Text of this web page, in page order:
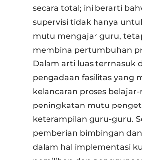
secara total; ini berarti
supervisi tidak hanya
mutu mengajar guru,
membina pertumbuhan
Dalam arti luas terrnasuk
pengadaan fasilitas yang
kelancaran proses
peningkatan mutu
keterampilan guru-guru.
pemberian bimbingan
dalam hal implementasi